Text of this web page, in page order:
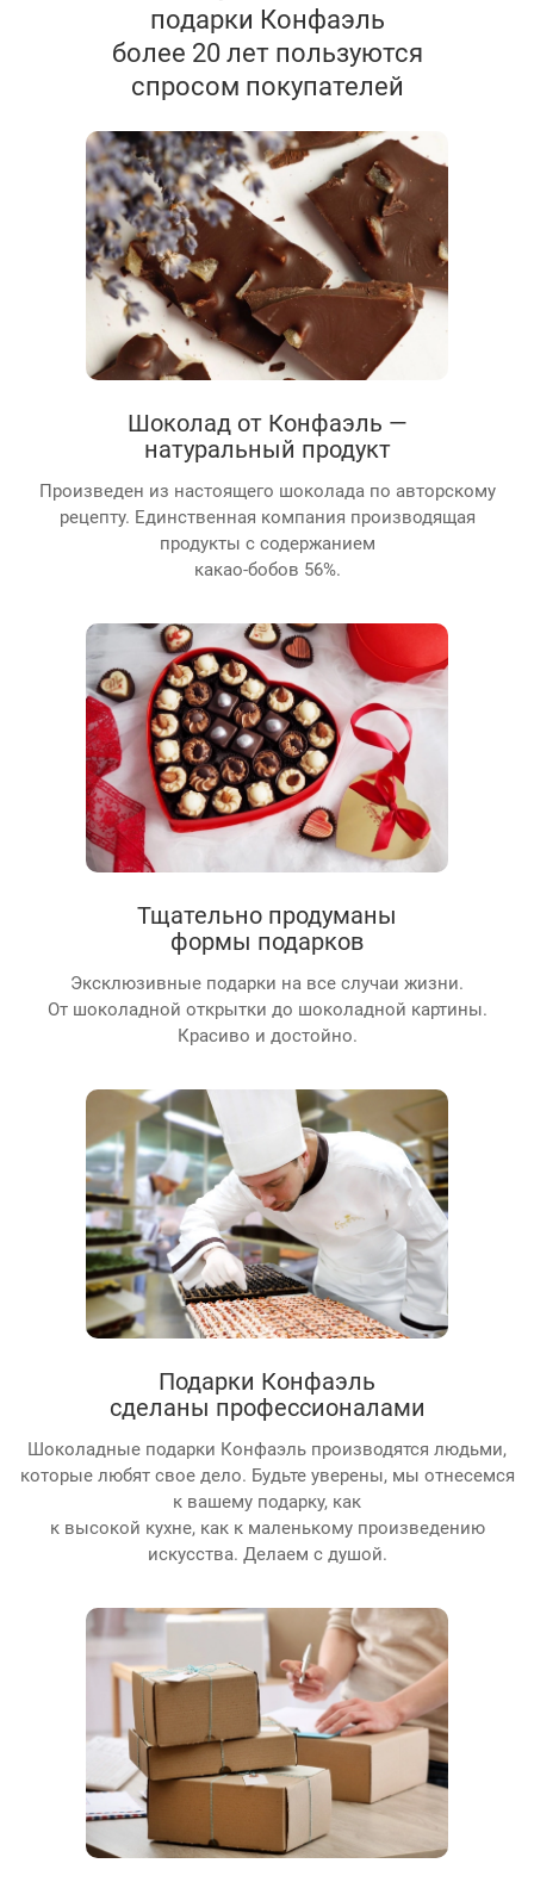
подарки Конфаэль
более 20 лет пользуются
спросом покупателей
Шоколад от Конфаэль —
натуральный продукт
Произведен из настоящего шоколада по авторскому
рецепту. Единственная компания производящая
продукты с содержанием
какао-бобов 56%.
Тщательно продуманы
формы подарков
Эксклюзивные подарки на все случаи жизни.
От шоколадной открытки до шоколадной картины.
Красиво и достойно.
Подарки Конфаэль
сделаны профессионалами
Шоколадные подарки Конфаэль производятся людьми,
которые любят свое дело. Будьте уверены, мы отнесемся
к вашему подарку, как
к высокой кухне, как к маленькому произведению
искусства. Делаем с душой.